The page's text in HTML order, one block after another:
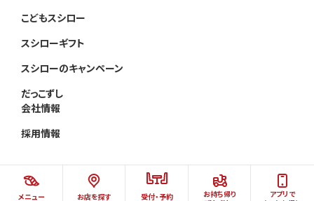
メニュー お店を探す 受付・予約
お持ち帰り
アプリで
こどもスシロー
スシローギフト
スシローのキャンペーン
だっこずし
会社情報
採用情報
©AKINDO SUSHIRO CO.,LTD.ALL RIGHTS RESERVED.